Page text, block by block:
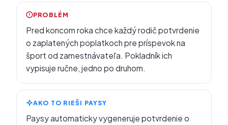
PROBLÉM
Pred koncom roka chce každý rodič potvrdenie
o zaplatených poplatkoch pre príspevok na
šport od zamestnávateľa. Pokladník ich
vypisuje ručne, jedno po druhom.
AKO TO RIEŠI PAYSY
Paysy automaticky vygeneruje potvrdenie o